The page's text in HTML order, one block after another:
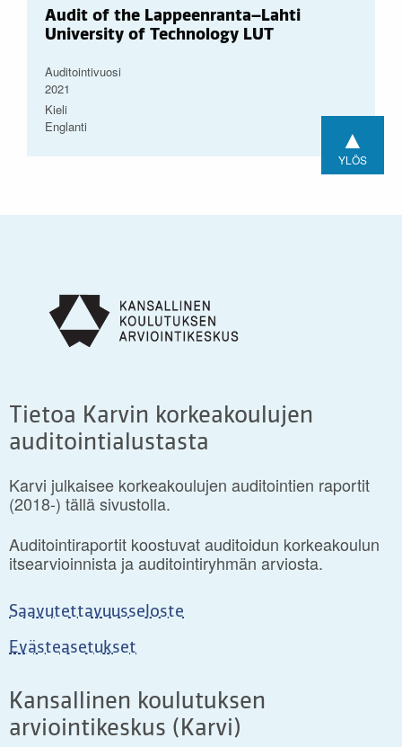
Audit of the Lappeenranta–Lahti
University of Technology LUT
Auditointivuosi
2021
Kieli
Englanti
▲
YLÖS
Tietoa Karvin korkeakoulujen
auditointialustasta
Karvi julkaisee korkeakoulujen auditointien raportit
(2018-) tällä sivustolla.
Auditointiraportit koostuvat auditoidun korkeakoulun
itsearvioinnista ja auditointiryhmän arviosta.
Saavutettavuusseloste
Evästeasetukset
Kansallinen koulutuksen
arviointikeskus (Karvi)